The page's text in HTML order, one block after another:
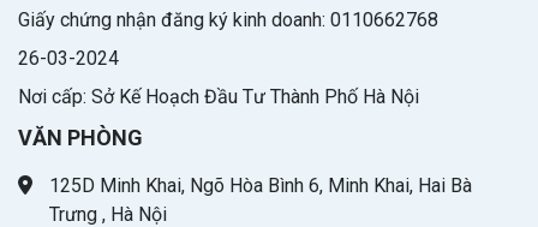
Giấy chứng nhận đăng ký kinh doanh: 0110662768
26-03-2024
Nơi cấp: Sở Kế Hoạch Đầu Tư Thành Phố Hà Nội
VĂN PHÒNG
125D Minh Khai, Ngõ Hòa Bình 6, Minh Khai, Hai Bà
Trưng , Hà Nội